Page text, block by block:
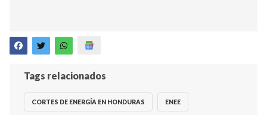
Tags relacionados
CORTES DE ENERGÍA EN HONDURAS ENEE